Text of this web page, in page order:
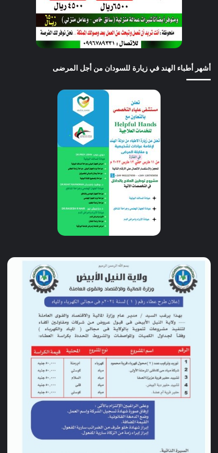
أشهر أطباء الهند في زيارة للسودان من أجل المرضى